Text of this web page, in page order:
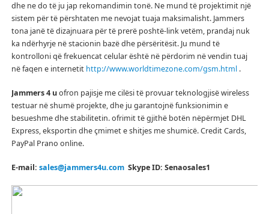
dhe ne do të ju jap rekomandimin tonë. Ne mund të projektimit një
sistem për të përshtaten me nevojat tuaja maksimalisht. Jammers
tona janë të dizajnuara për të prerë poshtë-link vetëm, prandaj nuk
ka ndërhyrje në stacionin bazë dhe përsëritësit. Ju mund të
kontrolloni që frekuencat celular është në përdorim në vendin tuaj
në faqen e internetit http://www.worldtimezone.com/gsm.html.
Jammers 4 uofron pajisje me cilësi të provuar teknologjisë wireless
testuar në shumë projekte, dhe ju garantojnë funksionimin e
besueshme dhe stabilitetin.ofrimit të gjithë botën nëpërmjet DHL
Express, eksportin dhe çmimet e shitjes me shumicë.Credit Cards,
PayPal Prano online.
E-mail: sales@jammers4u.com Skype ID: Senaosales1